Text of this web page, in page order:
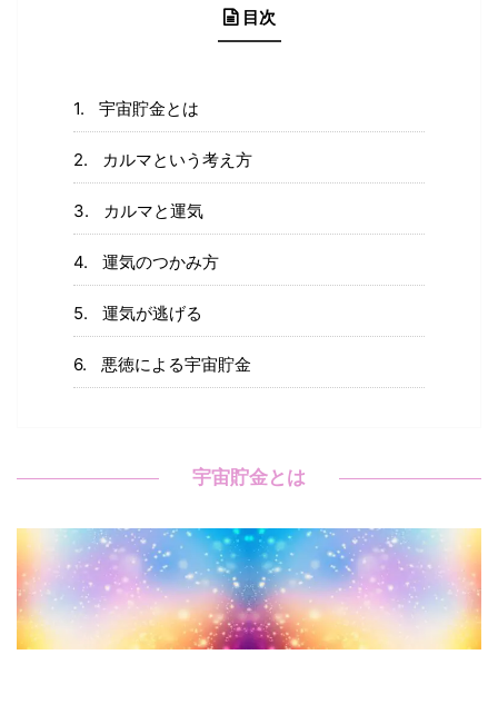
目次
宇宙貯金とは
カルマという考え方
カルマと運気
運気のつかみ方
運気が逃げる
悪徳による宇宙貯金
宇宙貯金とは